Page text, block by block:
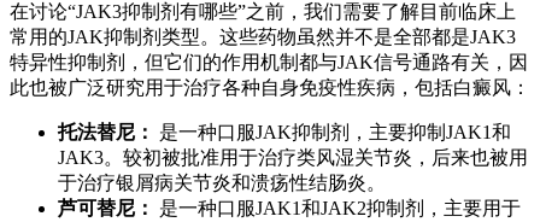
在讨论“JAK3抑制剂有哪些”之前，我们需要了解目前临床上
常用的JAK抑制剂类型。这些药物虽然并不是全部都是JAK3
特异性抑制剂，但它们的作用机制都与JAK信号通路有关，因
此也被广泛研究用于治疗各种自身免疫性疾病，包括白癜风：
托法替尼：
是一种口服JAK抑制剂，主要抑制JAK1和
JAK3。较初被批准用于治疗类风湿关节炎，后来也被用
于治疗银屑病关节炎和溃疡性结肠炎。
芦可替尼：
是一种口服JAK1和JAK2抑制剂，主要用于